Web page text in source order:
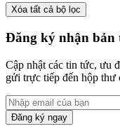
Xóa tất cả bộ lọc
Đăng ký nhận bản
Cập nhật các tin tức, ưu
gửi trực tiếp đến hộp thư
Đăng ký ngay